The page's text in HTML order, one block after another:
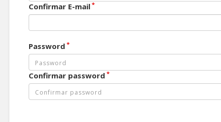
Confirmar E-mail *
Password *
Confirmar password *